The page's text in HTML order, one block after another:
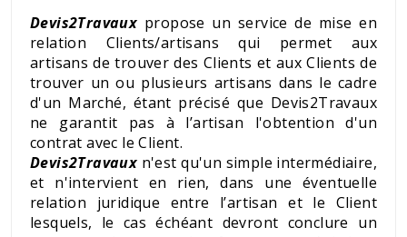
Devis2Travaux propose un service de mise en
relation Clients/artisans qui permet aux
artisans de trouver des Clients et aux Clients de
trouver un ou plusieurs artisans dans le cadre
d'un Marché, étant précisé que Devis2Travaux
ne garantit pas à l’artisan l'obtention d'un
contrat avec le Client.
Devis2Travaux n'est qu'un simple intermédiaire,
et n'intervient en rien, dans une éventuelle
relation juridique entre l’artisan et le Client
lesquels, le cas échéant devront conclure un